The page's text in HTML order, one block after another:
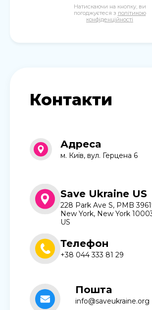
Натискаючи на кнопку, ви
погоджуєтеся з політикою
конфіденційності
Контакти
Адреса
м. Київ, вул. Герцена 6
Save Ukraine US
228 Park Ave S, PMB
New York, New York
US
Телефон
+38 044 333 81 29
Пошта
info@saveukraine.org